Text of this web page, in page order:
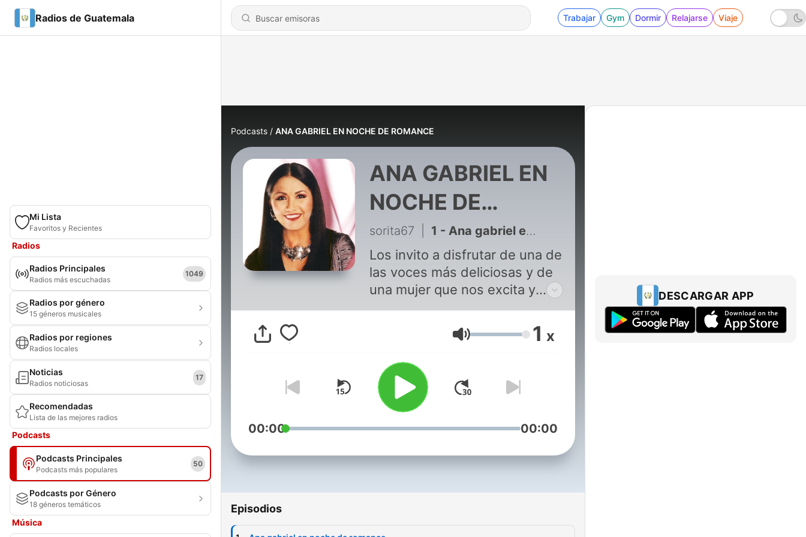
Radios de Guatemala Trabajar Gym Dormir Relajarse Viaje
Mi Lista
Favoritos y Recientes
Radios
Radios Principales
Radios más escuchadas
1049
Radios por género
15 géneros musicales
Radios por regiones
Radios locales
Noticias
Radios noticiosas
17
Recomendadas
Lista de las mejores radios
Podcasts
Podcasts Principales
Podcasts más populares
50
Podcasts por Género
18 géneros temáticos
Música
Podcasts ANA GABRIEL EN NOCHE DE ROMANCE
ANA GABRIEL EN
NOCHE DE
ROMANCE
sorita67 1 - Ana gabriel en noche de romance
Los invito a disfrutar de una de
las voces más deliciosas y de
una mujer que nos excita y
deleita nuestra alma, alimenta
nuestro amor y nos ayuda a
combatir las emociones
negativas que generan un
fracaso y las positivas que nos
dan aliento para vivir uno de
los sentimientos más bellos,
puros y que nos sensibiliza
de este programa y de música
Soritaradio1.blogspot.com O
Soritaradio Somos SoritaRadio
Volumen 1 x
00:00 00:00
Episodios
DESCARGAR APP